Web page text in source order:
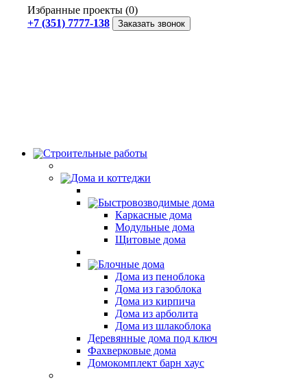
Избранные проекты (0)
+7 (351) 7777-138
Заказать звонок
Строительные работы
Дома и коттеджи
Быстровозводимые дома
Каркасные дома
Модульные дома
Щитовые дома
Блочные дома
Дома из пеноблока
Дома из газоблока
Дома из кирпича
Дома из арболита
Дома из шлакоблока
Деревянные дома под ключ
Фахверковые дома
Домокомплект барн хаус